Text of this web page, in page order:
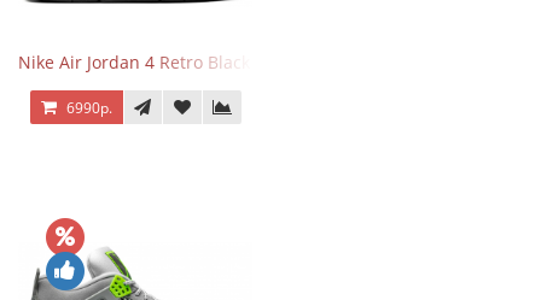
Nike Air Jordan 4 Retro Black Cat
6990р.